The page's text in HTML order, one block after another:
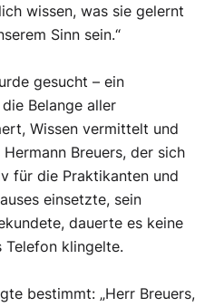
wissen, was sie gelernt
Sinn sein.“
gesucht – ein
Belange aller
Wissen vermittelt und
Breuers, der sich
für die Praktikanten und
einsetzte, sein
dauerte es keine
Telefon klingelte.
bestimmt: „Herr Breuers,